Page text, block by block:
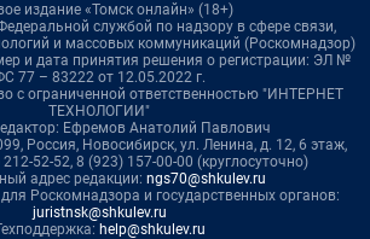
издание «Томск онлайн» (18+)
службой по надзору в сфере связи,
и массовых коммуникаций (Роскомнадзор)
и дата принятия решения о регистрации: ЭЛ №
77 – 83222 от 12.05.2022 г.
с ограниченной ответственностью "ИНТЕРНЕТ
ТЕХНОЛОГИИ"
Ефремов Анатолий Павлович
Россия, Новосибирск, ул. Ленина, д. 12, 6 этаж,
52-52, 8 (923) 157-00-00 (круглосуточно)
адрес редакции: ngs70@shkulev.ru
Роскомнадзора и государственных органов:
juristnsk@shkulev.ru
help@shkulev.ru